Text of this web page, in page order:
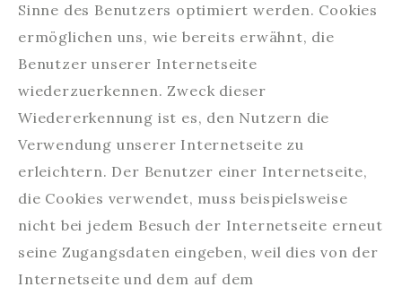
Sinne des Benutzers optimiert werden. Cookies
ermöglichen uns, wie bereits erwähnt, die
Benutzer unserer Internetseite
wiederzuerkennen. Zweck dieser
Wiedererkennung ist es, den Nutzern die
Verwendung unserer Internetseite zu
erleichtern. Der Benutzer einer Internetseite,
die Cookies verwendet, muss beispielsweise
nicht bei jedem Besuch der Internetseite erneut
seine Zugangsdaten eingeben, weil dies von der
Internetseite und dem auf dem